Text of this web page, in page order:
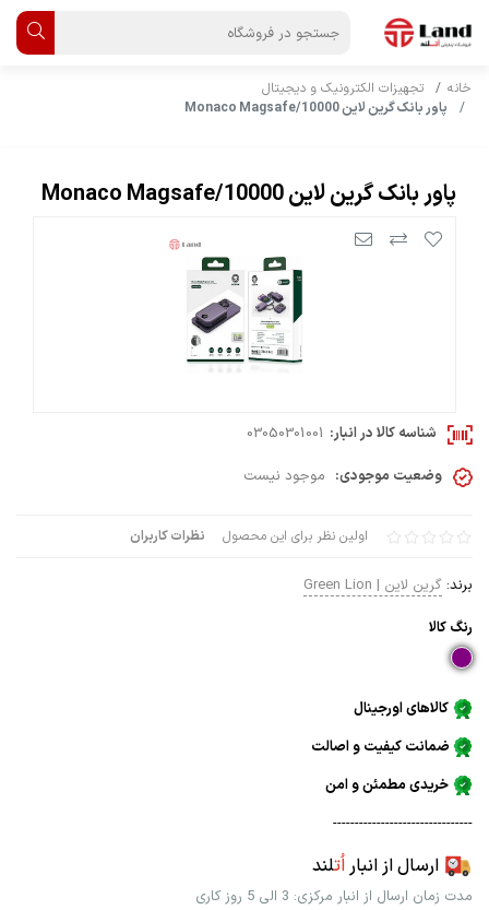
خانه
تجهیزات الکترونیک و دیجیتال
پاور بانک گرین لاین Monaco Magsafe/10000
پاور بانک گرین لاین Monaco Magsafe/10000
اولین نظر برای این محصول نظرات کاربران
برند: گرین لاین | Green Lion
رنگ كالا
کالاهای اورجینال
ضمانت کیفیت و اصالت
خریدی مطمئن و امن
--------------------------------
ارسال از انباراُتلند
مدت زمان ارسال از انبار مرکزی: 3 الی 5 روز کاری
شناسه کالا در انبار: 03050301001
وضعیت موجودی: موجود نیست